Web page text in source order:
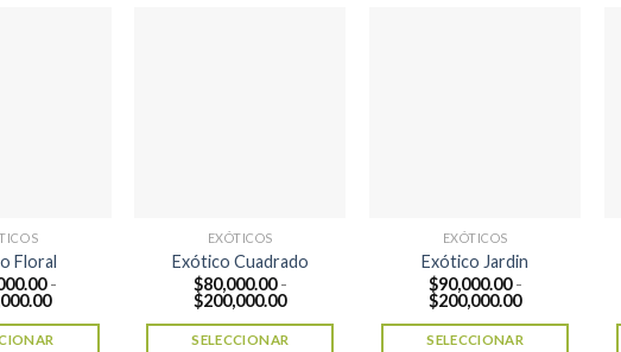
Floral
-
Rango
precios:
EXÓTICOS
Exótico Cuadrado
$80,000.00 -
$200,000.00Rango
precios:
SELECCIONAR
EXÓTICOS
Exótico Jardin
$90,000.00 -
$200,000.00Rango
precios:
SELECCIONAR